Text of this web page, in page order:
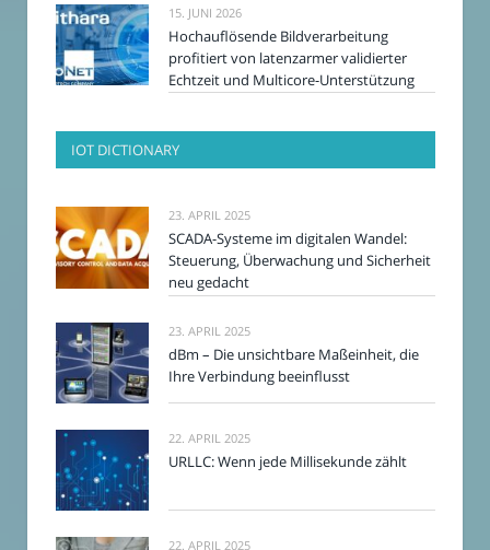
15. JUNI 2026
Hochauflösende Bildverarbeitung
profitiert von latenzarmer validierter
Echtzeit und Multicore-Unterstützung
IOT DICTIONARY
23. APRIL 2025
SCADA-Systeme im digitalen Wandel:
Steuerung, Überwachung und Sicherheit
neu gedacht
23. APRIL 2025
dBm – Die unsichtbare Maßeinheit, die
Ihre Verbindung beeinflusst
22. APRIL 2025
URLLC: Wenn jede Millisekunde zählt
22. APRIL 2025